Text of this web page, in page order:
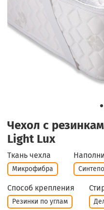
Чехол с
Light Lux
Ткань чехла
Микрофибра
Способ крепления
Резинки по углам